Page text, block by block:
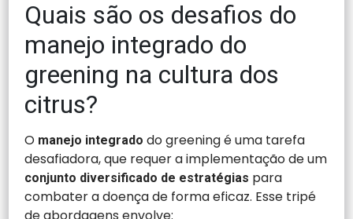
Quais são os desafios do
manejo integrado do
greening na cultura dos
citrus?
O manejo integradodo greening é uma tarefa
desafiadora, que requer a implementação de um
conjunto diversificado de estratégias para
combater a doença de forma eficaz. Esse tripé